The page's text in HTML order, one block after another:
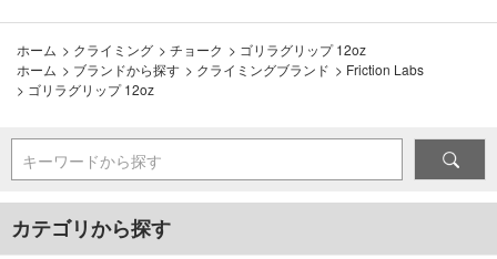
ホーム > クライミング > チョーク > ゴリラグリップ 12oz
ホーム > ブランドから探す > クライミングブランド > Friction Labs
> ゴリラグリップ 12oz
キーワードから探す
カテゴリから探す